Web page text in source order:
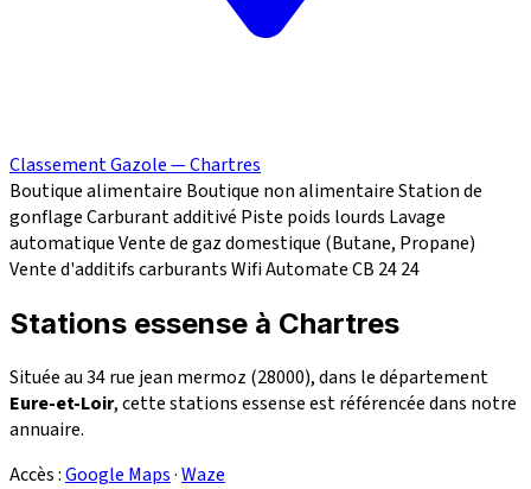
Classement Gazole — Chartres
Boutique alimentaire Boutique non alimentaireStation de
gonflageCarburant additivé Piste poids lourds Lavage
automatiqueVente de gaz domestique (Butane, Propane)
Vente d'additifs carburantsWifiAutomate CB 2424
Stations essense à Chartres
Située au 34 rue jean mermoz (28000), dans le département
Eure-et-Loir, cette stations essense est référencée dans notre
annuaire.
Accès :Google Maps·Waze